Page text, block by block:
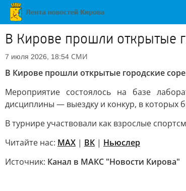
В Кирове прошли открытые
7 июля 2026, 18:54 СМИ
В Кирове прошли открытые городские
Мероприятие состоялось на базе
дисциплины — выездку и конкур, в которых
В турнире участвовали как взрослые
Читайте нас: MAX | ВК | Ньюслер
Источник: Канал в МАКС "Новости Кирова"